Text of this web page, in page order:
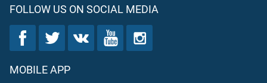
FOLLOW US ON SOCIAL MEDIA
MOBILE APP